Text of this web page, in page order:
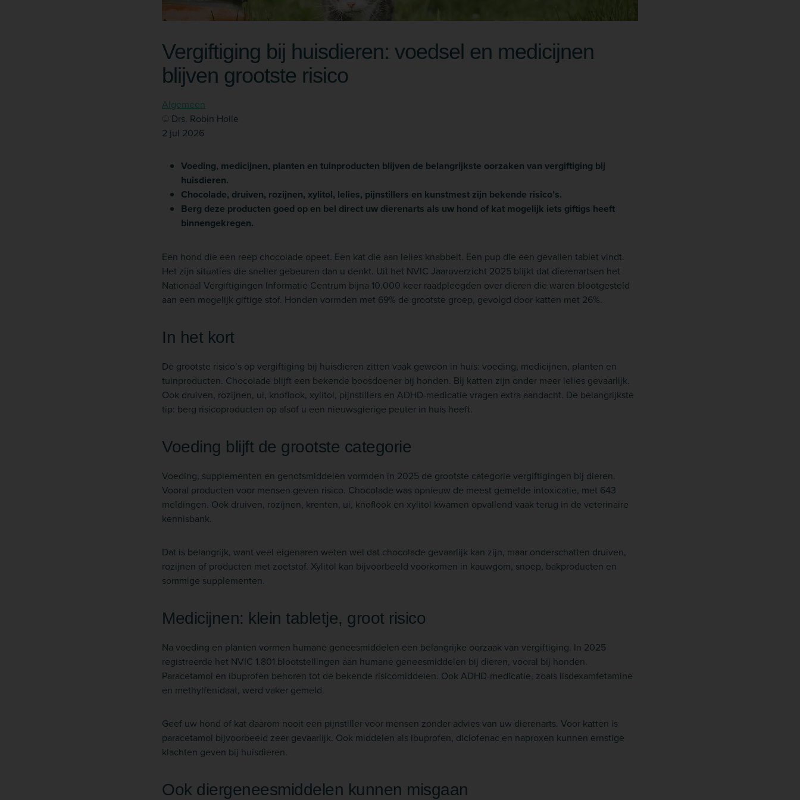
Vergiftiging bij huisdieren: voedsel en medicijnen
blijven grootste risico
Algemeen
© Drs. Robin Holle
2 jul 2026
Voeding, medicijnen, planten en tuinproducten blijven de belangrijkste oorzaken van vergiftiging bij
huisdieren.
Chocolade, druiven, rozijnen, xylitol, lelies, pijnstillers en kunstmest zijn bekende risico’s.
Berg deze producten goed op en bel direct uw dierenarts als uw hond of kat mogelijk iets giftigs heeft
binnengekregen.
Een hond die een reep chocolade opeet. Een kat die aan lelies knabbelt. Een pup die een gevallen tablet vindt.
Het zijn situaties die sneller gebeuren dan u denkt. Uit het NVIC Jaaroverzicht 2025 blijkt dat dierenartsen het
Nationaal Vergiftigingen Informatie Centrum bijna 10.000 keer raadpleegden over dieren die waren blootgesteld
aan een mogelijk giftige stof. Honden vormden met 69% de grootste groep, gevolgd door katten met 26%.
In het kort
De grootste risico’s op vergiftiging bij huisdieren zitten vaak gewoon in huis: voeding, medicijnen, planten en
tuinproducten. Chocolade blijft een bekende boosdoener bij honden. Bij katten zijn onder meer lelies gevaarlijk.
Ook druiven, rozijnen, ui, knoflook, xylitol, pijnstillers en ADHD-medicatie vragen extra aandacht. De belangrijkste
tip: berg risicoproducten op alsof u een nieuwsgierige peuter in huis heeft.
Voeding blijft de grootste categorie
Voeding, supplementen en genotsmiddelen vormden in 2025 de grootste categorie vergiftigingen bij dieren.
Vooral producten voor mensen geven risico. Chocolade was opnieuw de meest gemelde intoxicatie, met 643
meldingen. Ook druiven, rozijnen, krenten, ui, knoflook en xylitol kwamen opvallend vaak terug in de veterinaire
kennisbank.
Dat is belangrijk, want veel eigenaren weten wel dat chocolade gevaarlijk kan zijn, maar onderschatten druiven,
rozijnen of producten met zoetstof. Xylitol kan bijvoorbeeld voorkomen in kauwgom, snoep, bakproducten en
sommige supplementen.
Medicijnen: klein tabletje, groot risico
Na voeding en planten vormen humane geneesmiddelen een belangrijke oorzaak van vergiftiging. In 2025
registreerde het NVIC 1.801 blootstellingen aan humane geneesmiddelen bij dieren, vooral bij honden.
Paracetamol en ibuprofen behoren tot de bekende risicomiddelen. Ook ADHD-medicatie, zoals lisdexamfetamine
en methylfenidaat, werd vaker gemeld.
Geef uw hond of kat daarom nooit een pijnstiller voor mensen zonder advies van uw dierenarts. Voor katten is
paracetamol bijvoorbeeld zeer gevaarlijk. Ook middelen als ibuprofen, diclofenac en naproxen kunnen ernstige
klachten geven bij huisdieren.
Ook diergeneesmiddelen kunnen misgaan